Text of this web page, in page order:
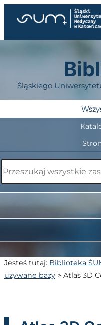
Śląskiego
Jesteś tutaj: Biblioteka
używane bazy > Atlas 3D